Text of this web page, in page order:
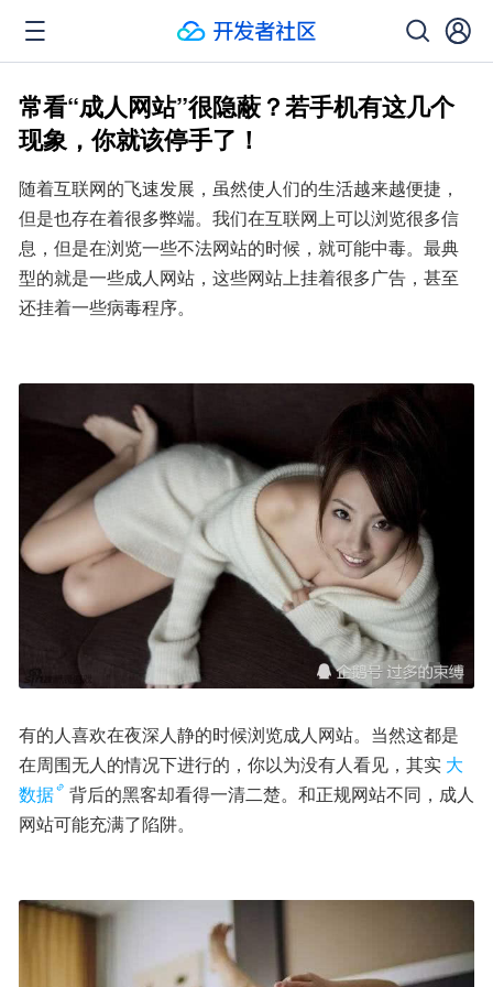
常看“成人网站”很隐蔽？若手机有这几个
现象，你就该停手了！
随着互联网的飞速发展，虽然使人们的生活越来越便捷，
但是也存在着很多弊端。我们在互联网上可以浏览很多信
息，但是在浏览一些不法网站的时候，就可能中毒。最典
型的就是一些成人网站，这些网站上挂着很多广告，甚至
还挂着一些病毒程序。
有的人喜欢在夜深人静的时候浏览成人网站。当然这都是
在周围无人的情况下进行的，你以为没有人看见，其实 大
数据
背后的黑客却看得一清二楚。和正规网站不同，成人
网站可能充满了陷阱。